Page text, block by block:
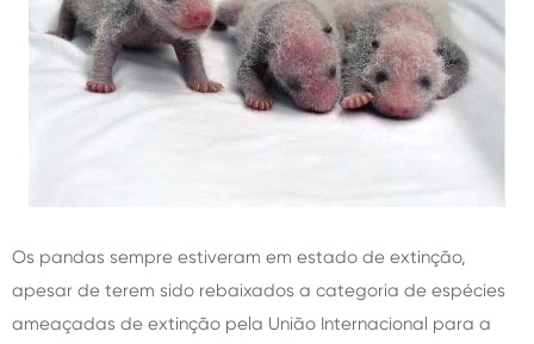
Os pandas sempre estiveram em estado de extinção,
apesar de terem sido rebaixados a categoria de espécies
ameaçadas de extinção pela União Internacional para a